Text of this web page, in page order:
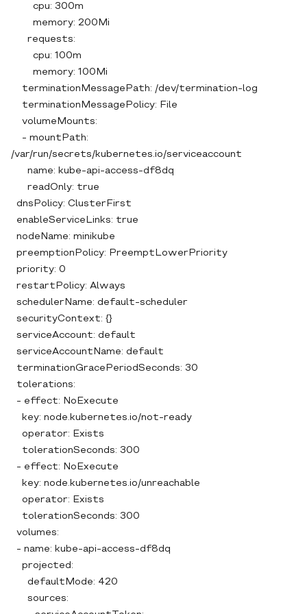
cpu: 300m
memory: 200Mi
requests:
cpu: 100m
memory: 100Mi
terminationMessagePath: /dev/termination-log
terminationMessagePolicy: File
volumeMounts:
- mountPath:
/var/run/secrets/kubernetes.io/serviceaccount
name: kube-api-access-df8dq
readOnly: true
dnsPolicy: ClusterFirst
enableServiceLinks: true
nodeName: minikube
preemptionPolicy: PreemptLowerPriority
priority: 0
restartPolicy: Always
schedulerName: default-scheduler
securityContext: {}
serviceAccount: default
serviceAccountName: default
terminationGracePeriodSeconds: 30
tolerations:
- effect: NoExecute
key: node.kubernetes.io/not-ready
operator: Exists
tolerationSeconds: 300
- effect: NoExecute
key: node.kubernetes.io/unreachable
operator: Exists
tolerationSeconds: 300
volumes:
- name: kube-api-access-df8dq
projected:
defaultMode: 420
sources: